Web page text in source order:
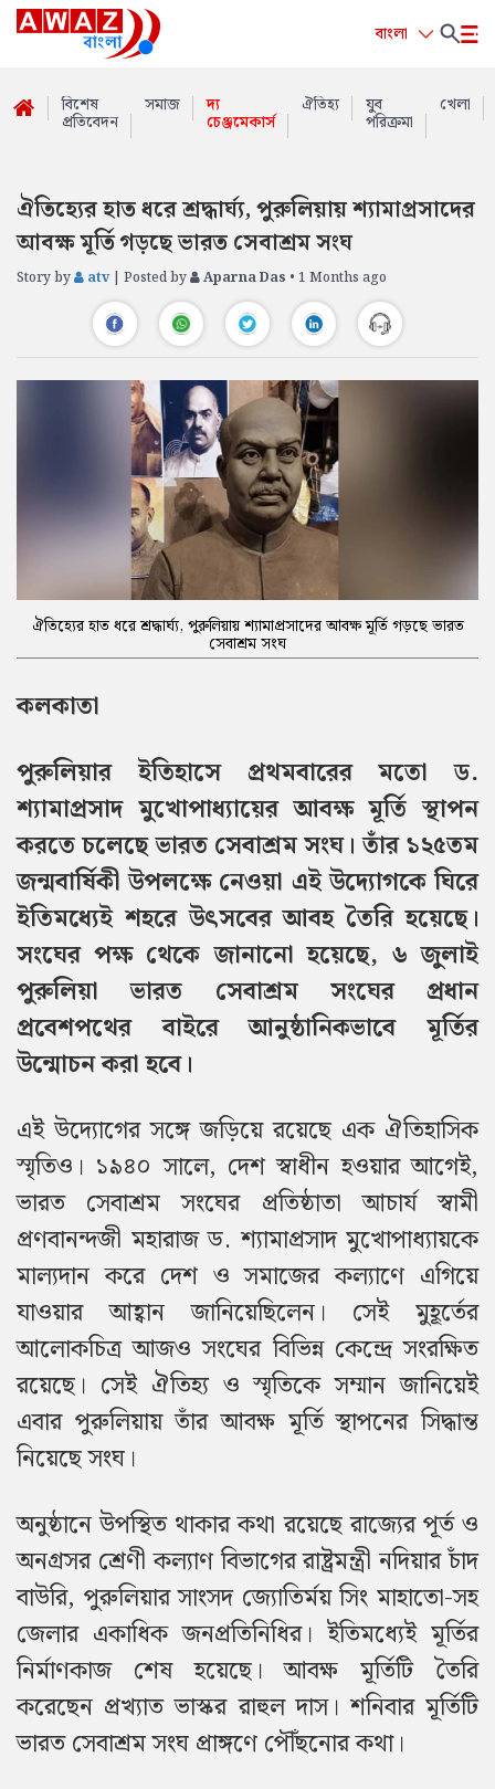
বাংলা
বিশেষ
প্রতিবেদন
সমাজ দ্য
চেঞ্জমেকার্স
ঐতিহ্য যুব
পরিক্রমা
খেলা
ঐতিহ্যের হাত ধরে শ্রদ্ধার্ঘ্য, পুরুলিয়ায় শ্যামাপ্রসাদের
আবক্ষ মূর্তি গড়ছে ভারত সেবাশ্রম সংঘ
Story by atv| Posted by Aparna Das • 1 Months ago
ঐতিহ্যের হাত ধরে শ্রদ্ধার্ঘ্য, পুরুলিয়ায় শ্যামাপ্রসাদের আবক্ষ মূর্তি গড়ছে ভারত
সেবাশ্রম সংঘ
কলকাতা
পুরুলিয়ার ইতিহাসে প্রথমবারের মতো ড.
শ্যামাপ্রসাদ মুখোপাধ্যায়ের আবক্ষ মূর্তি স্থাপন
করতে চলেছে ভারত সেবাশ্রম সংঘ। তাঁর ১২৫তম
জন্মবার্ষিকী উপলক্ষে নেওয়া এই উদ্যোগকে ঘিরে
ইতিমধ্যেই শহরে উৎসবের আবহ তৈরি হয়েছে।
সংঘের পক্ষ থেকে জানানো হয়েছে, ৬ জুলাই
পুরুলিয়া ভারত সেবাশ্রম সংঘের প্রধান
প্রবেশপথের বাইরে আনুষ্ঠানিকভাবে মূর্তির
উন্মোচন করা হবে।
এই উদ্যোগের সঙ্গে জড়িয়ে রয়েছে এক ঐতিহাসিক
স্মৃতিও। ১৯৪০ সালে, দেশ স্বাধীন হওয়ার আগেই,
ভারত সেবাশ্রম সংঘের প্রতিষ্ঠাতা আচার্য স্বামী
প্রণবানন্দজী মহারাজ ড. শ্যামাপ্রসাদ মুখোপাধ্যায়কে
মাল্যদান করে দেশ ও সমাজের কল্যাণে এগিয়ে
যাওয়ার আহ্বান জানিয়েছিলেন। সেই মুহূর্তের
আলোকচিত্র আজও সংঘের বিভিন্ন কেন্দ্রে সংরক্ষিত
রয়েছে। সেই ঐতিহ্য ও স্মৃতিকে সম্মান জানিয়েই
এবার পুরুলিয়ায় তাঁর আবক্ষ মূর্তি স্থাপনের সিদ্ধান্ত
নিয়েছে সংঘ।
অনুষ্ঠানে উপস্থিত থাকার কথা রয়েছে রাজ্যের পূর্ত ও
অনগ্রসর শ্রেণী কল্যাণ বিভাগের রাষ্ট্রমন্ত্রী নদিয়ার চাঁদ
বাউরি, পুরুলিয়ার সাংসদ জ্যোতির্ময় সিং মাহাতো-সহ
জেলার একাধিক জনপ্রতিনিধির। ইতিমধ্যেই মূর্তির
নির্মাণকাজ শেষ হয়েছে। আবক্ষ মূর্তিটি তৈরি
করেছেন প্রখ্যাত ভাস্কর রাহুল দাস। শনিবার মূর্তিটি
ভারত সেবাশ্রম সংঘ প্রাঙ্গণে পৌঁছনোর কথা।